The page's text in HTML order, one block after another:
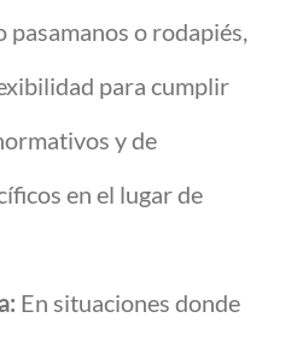
pasamanos o rodapiés,
para cumplir
y de
en el lugar de
En situaciones donde